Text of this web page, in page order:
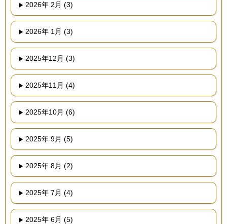
2026年 2月 (3)
2026年 1月 (3)
2025年12月 (3)
2025年11月 (4)
2025年10月 (6)
2025年 9月 (5)
2025年 8月 (2)
2025年 7月 (4)
2025年 6月 (5)